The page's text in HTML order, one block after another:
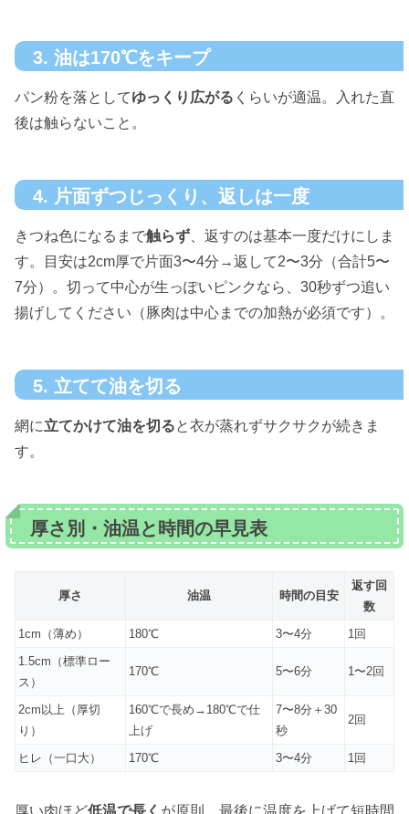
3. 油は170℃をキープ
パン粉を落としてゆっくり広がる くらいが適温。入れた直
後は触らないこと。
4. 片面ずつじっくり、返しは一度
きつね色になるまで触らず 、返すのは基本一度だけにしま
す。目安は2cm厚で片面3〜4分→返して2〜3分（合計5〜
7分）。切って中心が生っぽいピンクなら、30秒ずつ追い
揚げしてください（豚肉は中心までの加熱が必須です）。
5. 立てて油を切る
網に立てかけて油を切ると衣が蒸れずサクサクが続きま
す。
厚さ別・油温と時間の早見表
厚さ 油温 時間の目安
返す回
数
1cm（薄め）
180℃ 3〜4分
1回
1.5cm（標準ロー
ス）
170℃ 5〜6分 1〜2回
2cm以上（厚切
り）
160℃で長め→180℃で仕
上げ
7〜8分＋30
秒
2回
ヒレ（一口大） 170℃ 3〜4分 1回
厚い肉ほど低温で長く が原則。最後に温度を上げて短時間